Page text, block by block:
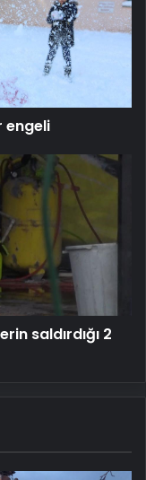
engeli
saldırdığı 2